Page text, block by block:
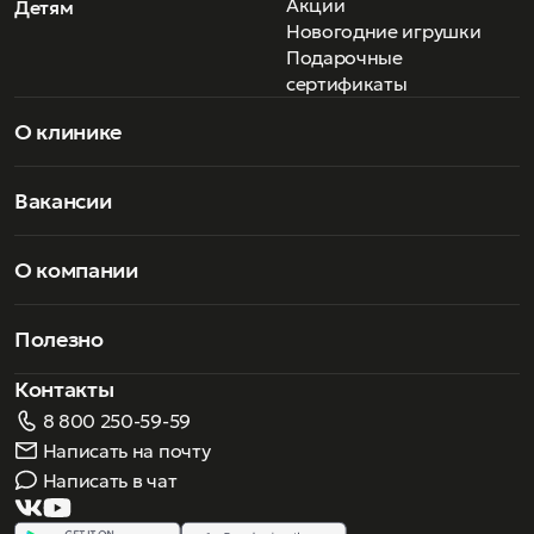
ювелирных камней.
оставайтесь в тренде вместе с Frame Chain.
Детям
Акции
Новогодние игрушки
Подарочные
сертификаты
О клинике
Вакансии
О компании
Полезно
Контакты
8 800 250-59-59
Написать на почту
Написать в чат